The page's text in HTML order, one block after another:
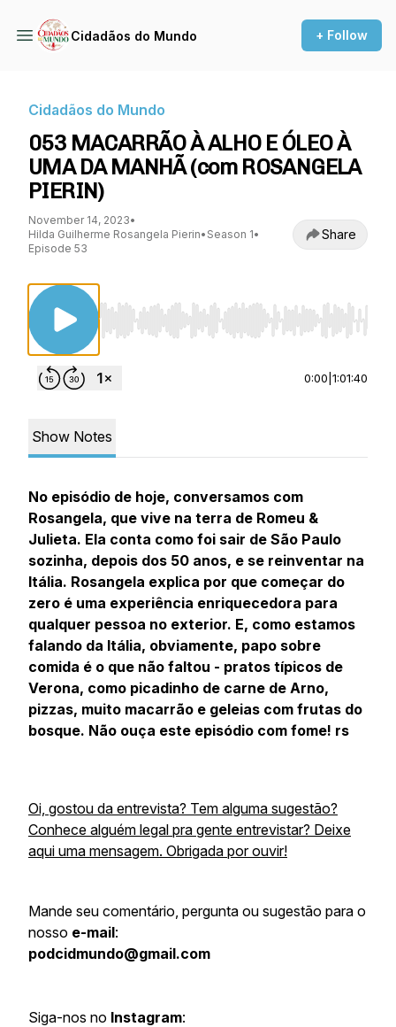
Cidadãos do Mundo + Follow
Cidadãos do Mundo
053 MACARRÃO À ALHO E ÓLEO À
UMA DA MANHÃ (com ROSANGELA
PIERIN)
November 14, 2023•
Hilda Guilherme Rosangela Pierin• Season 1•
Episode 53
Share
Use Left/Right to seek, Home/End to jump
0:00 1:01:40
Show Notes
No episódio de hoje, conversamos com
Rosangela, que vive na terra de Romeu &
Julieta. Ela conta como foi sair de São Paulo
sozinha, depois dos 50 anos, e se reinventar na
Itália. Rosangela explica por que começar do
zero é uma experiência enriquecedora para
qualquer pessoa no exterior. E, como estamos
falando da Itália, obviamente, papo sobre
comida é o que não faltou - pratos típicos de
Verona, como picadinho de carne de Arno,
pizzas, muito macarrão e geleias com frutas do
bosque. Não ouça este episódio com fome! rs
Oi, gostou da entrevista? Tem alguma sugestão?
Conhece alguém legal pra gente entrevistar? Deixe
aqui uma mensagem. Obrigada por ouvir!
Mande seu comentário, pergunta ou sugestão para o
nosso e-mail:
podcidmundo@gmail.com
Siga-nos no Instagram: